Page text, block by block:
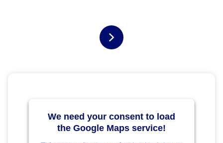
We need your consent to load
the Google Maps service!